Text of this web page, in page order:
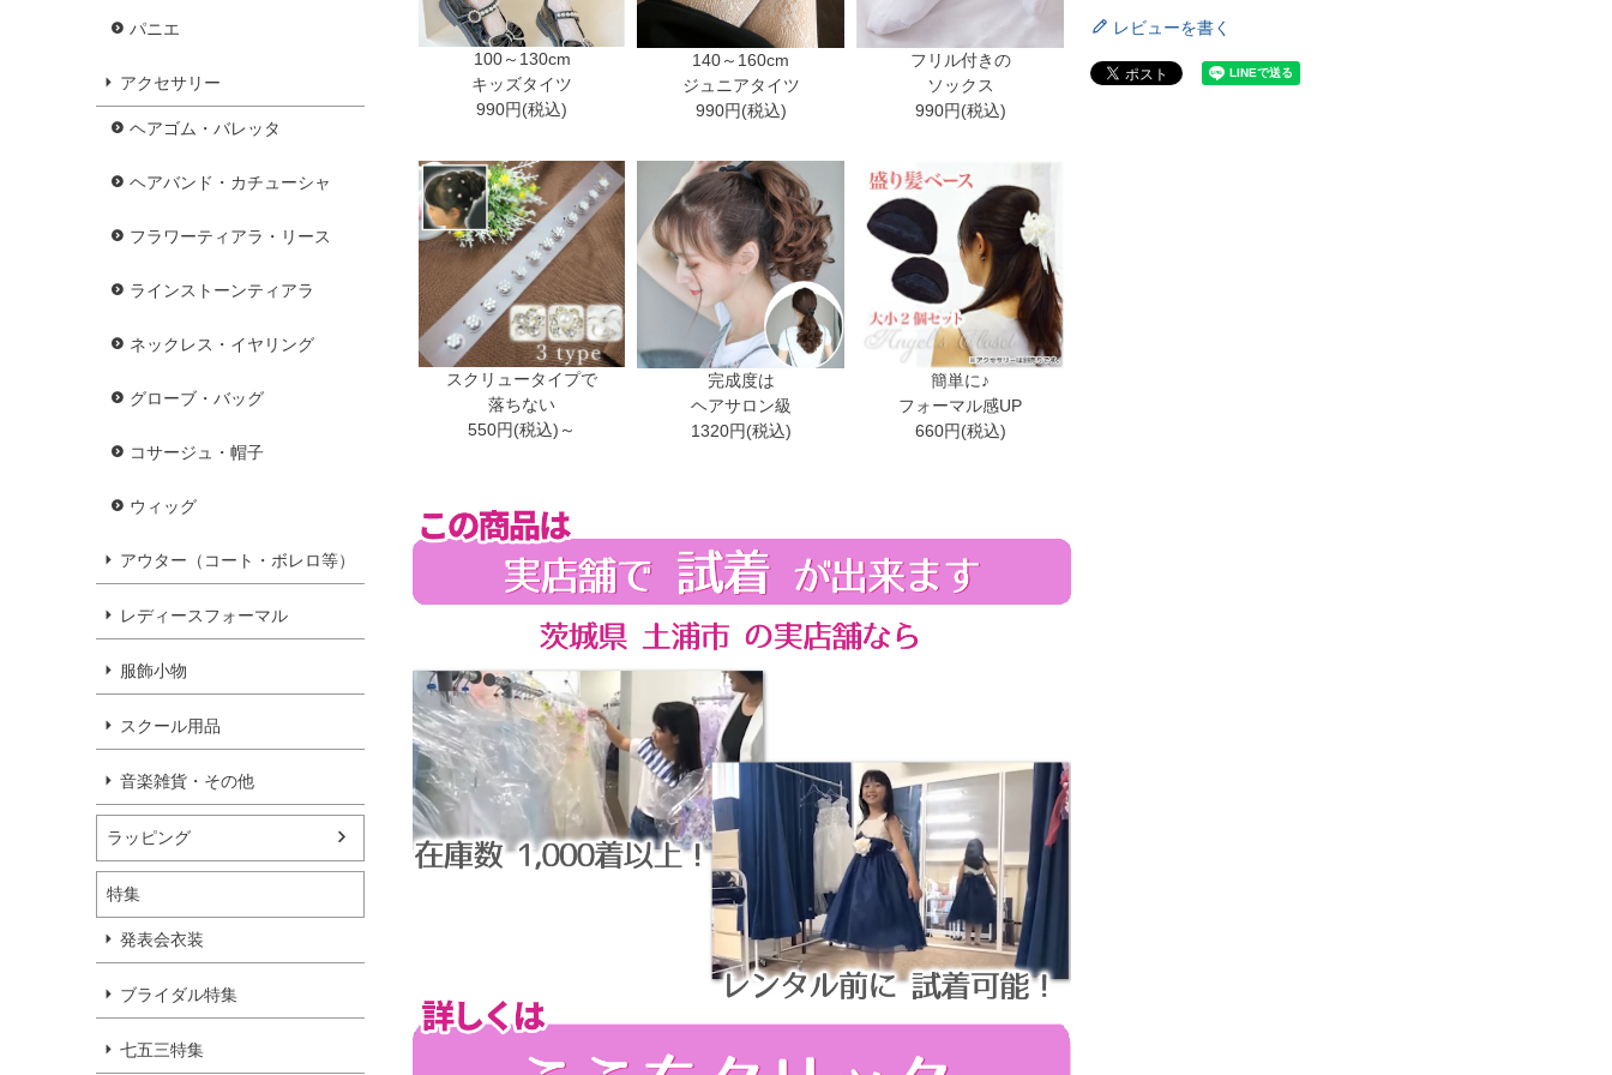
パニエ
アクセサリー
ヘアゴム・バレッタ
ヘアバンド・カチューシャ
フラワーティアラ・リース
ラインストーンティアラ
ネックレス・イヤリング
グローブ・バッグ
コサージュ・帽子
ウィッグ
アウター（コート・ボレロ等）
レディースフォーマル
服飾小物
スクール用品
音楽雑貨・その他
ラッピング
特集
発表会衣装
ブライダル特集
七五三特集
100～130cm
キッズタイツ
990円(税込)
140～160cm
ジュニアタイツ
990円(税込)
フリル付きの
ソックス
990円(税込)
スクリュータイプで
落ちない
550円(税込)～
完成度は
ヘアサロン級
1320円(税込)
簡単に♪
フォーマル感UP
660円(税込)
レビューを書く